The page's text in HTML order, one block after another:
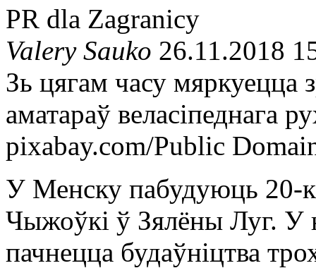
PR dla Zagranicy
Valery Sauko 26.11.2018
Зь цягам часу мяркуецца
аматараў веласіпеднага
pixabay.com/Public
У Менску пабудуюць 20-
Чыжоўкі ў Зялёны Луг. У
пачнецца будаўніцтва